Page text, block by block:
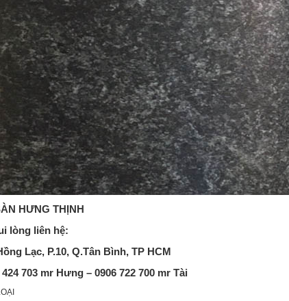
HƯNG THỊNH
lòng liên hệ:
Lạc, P.10, Q.Tân Bình, TP HCM
703 mr Hưng – 0906 722 700 mr Tài